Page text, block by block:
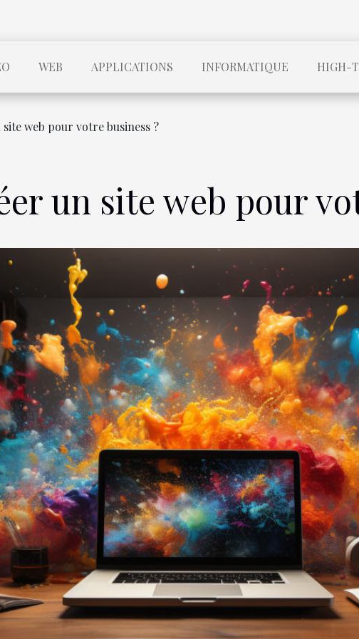
WEB APPLICATIONS INFORMATIQUE HIGH-
web pour votre business ?
un site web pour